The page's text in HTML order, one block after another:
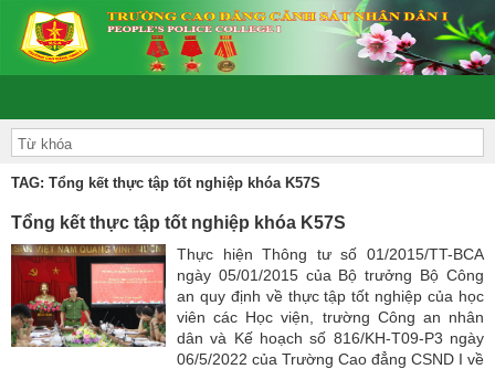
TAG: Tổng kết thực tập tốt nghiệp khóa K57S
Tổng kết thực tập tốt nghiệp khóa K57S
Thực hiện Thông tư số 01/2015/TT-BCA
ngày 05/01/2015 của Bộ trưởng Bộ Công
an quy định về thực tập tốt nghiệp của học
viên các Học viện, trường Công an nhân
dân và Kế hoạch số 816/KH-T09-P3 ngày
06/5/2022 của Trường Cao đẳng CSND I về